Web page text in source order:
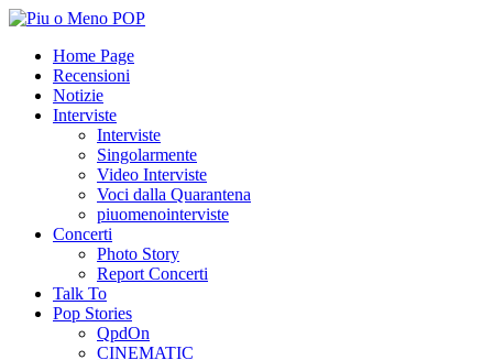
Home Page
Recensioni
Notizie
Interviste
Interviste
Singolarmente
Video Interviste
Voci dalla Quarantena
piuomenointerviste
Concerti
Photo Story
Report Concerti
Talk To
Pop Stories
QpdOn
CINEMATIC